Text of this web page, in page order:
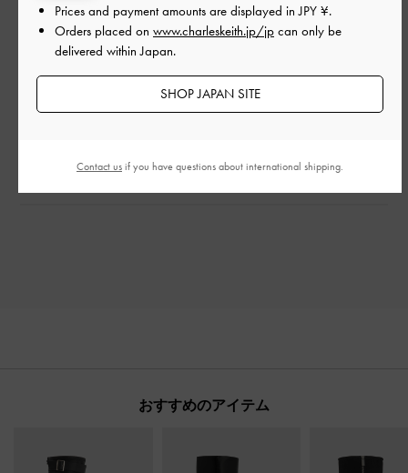
品質
とてもよかった
もっと見る
このレビューは役に立ちましたか？
おすすめのアイテム
Prices and payment amounts are displayed inJPY ¥.
Orders placed on www.charleskeith.jp/jp can only be
delivered within Japan.
SHOP JAPAN SITE
Contact usif you have questions about international shipping.